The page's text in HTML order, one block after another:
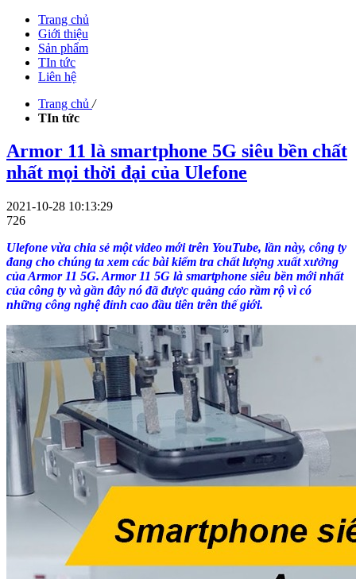
Trang chủ
Giới thiệu
Sản phẩm
TIn tức
Liên hệ
Trang chủ /
TIn tức
Armor 11 là smartphone 5G siêu bền chất
nhất mọi thời đại của Ulefone
2021-10-28 10:13:29
726
Ulefone vừa chia sẻ một video mới trên YouTube, lần này, công ty
đang cho chúng ta xem các bài kiểm tra chất lượng xuất xưởng
của Armor 11 5G. Armor 11 5G là smartphone siêu bền mới nhất
của công ty và gần đây nó đã được quảng cáo rầm rộ vì có
những công nghệ đỉnh cao đầu tiên trên thế giới.